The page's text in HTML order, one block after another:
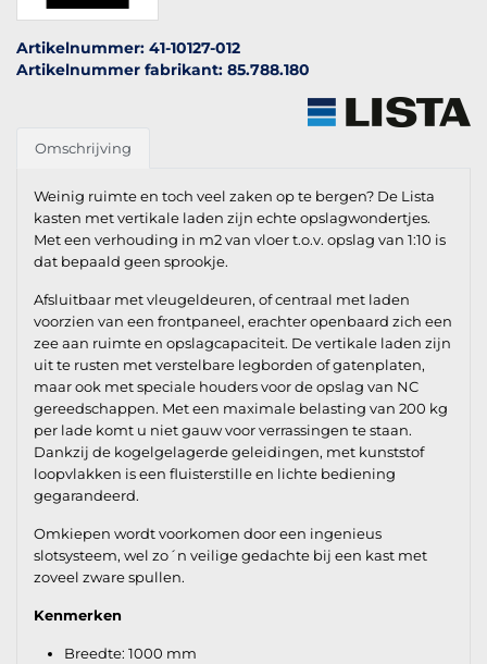
Artikelnummer: 41-10127-012
Artikelnummer fabrikant: 85.788.180
Omschrijving
Weinig ruimte en toch veel zaken op te bergen? De Lista
kasten met vertikale laden zijn echte opslagwondertjes.
Met een verhouding in m2 van vloer t.o.v. opslag van 1:10 is
dat bepaald geen sprookje.
Afsluitbaar met vleugeldeuren, of centraal met laden
voorzien van een frontpaneel, erachter openbaard zich een
zee aan ruimte en opslagcapaciteit. De vertikale laden zijn
uit te rusten met verstelbare legborden of gatenplaten,
maar ook met speciale houders voor de opslag van NC
gereedschappen. Met een maximale belasting van 200 kg
per lade komt u niet gauw voor verrassingen te staan.
Dankzij de kogelgelagerde geleidingen, met kunststof
loopvlakken is een fluisterstille en lichte bediening
gegarandeerd.
Omkiepen wordt voorkomen door een ingenieus
slotsysteem, wel zo´n veilige gedachte bij een kast met
zoveel zware spullen.
Kenmerken
Breedte: 1000 mm